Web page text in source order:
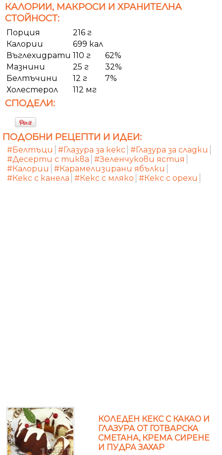
КАЛОРИИ, МАКРОСИ И ХРАНИТЕЛНА
СТОЙНОСТ:
Порция
216 г
Калории
699 кал
Въглехидрати 110 г
62%
Мазнини
25 г
32%
Белтъчини
12 г
7%
Холестерол
112 мг
СПОДЕЛИ:
ПОДОБНИ РЕЦЕПТИ И ИДЕИ:
#Белтъци #Глазура за кекс #Глазура за сладки
#Десерти с тиква #Зеленчукови ястия
#Калории
#Карамелизирани ябълки
#Кекс с канела #Кекс с мляко #Кекс с орехи
КОЛЕДЕН КЕКС С КАКАО И
ГЛАЗУРА ОТ ГОТВАРСКА
СМЕТАНА, КРЕМА СИРЕНЕ
И ПУДРА ЗАХАР